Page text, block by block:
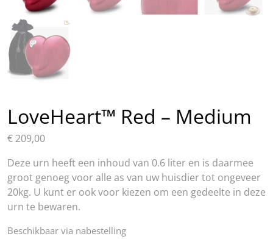
LoveHeart™ Red – Medium
€ 209,00
Deze urn heeft een inhoud van 0.6 liter en is daarmee
groot genoeg voor alle as van uw huisdier tot ongeveer
20kg. U kunt er ook voor kiezen om een gedeelte in deze
urn te bewaren.
Beschikbaar via nabestelling